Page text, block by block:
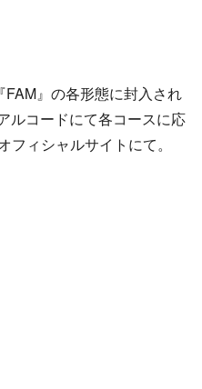
』の各形態に封入され
ルコードにて各コースに応
ィシャルサイトにて。